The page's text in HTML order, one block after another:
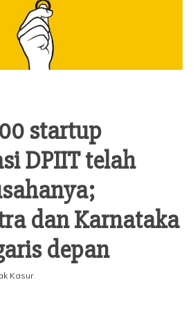
startup
DPIIT telah
dan Karnataka
depan
Kasur